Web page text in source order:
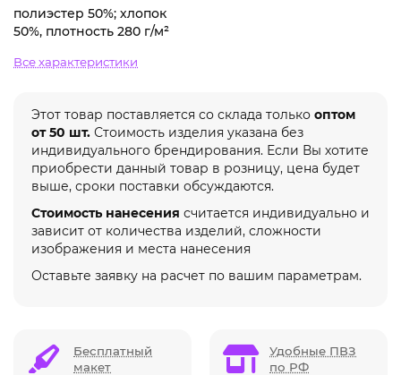
полиэстер 50%; хлопок
50%, плотность 280 г/м²
Все характеристики
Этот товар поставляется со склада только оптом
от 50 шт. Стоимость изделия указана без
индивидуального брендирования. Если Вы хотите
приобрести данный товар в розницу, цена будет
выше, сроки поставки обсуждаются.
Стоимость нанесения считается индивидуально и
зависит от количества изделий, сложности
изображения и места нанесения
Оставьте заявку на расчет по вашим параметрам.
Бесплатный
макет
Удобные ПВЗ
по РФ